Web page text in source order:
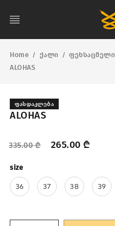
Home / ქალი / ფეხსაცმელი
ALOHAS
ᲤᲐᲡᲓᲐᲙᲚᲔᲑᲐ
ALOHAS
335.00₾ 265.00 ₾
size
36 37 38 39